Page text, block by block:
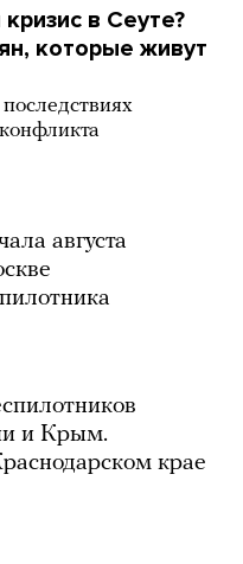
в Сеуте?
которые живут
августа
и Крым.
крае